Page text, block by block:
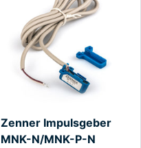
Zenner Impulsgeber
MNK-N/MNK-P-N